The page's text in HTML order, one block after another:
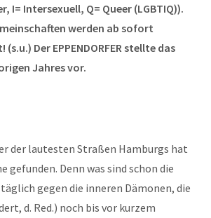
I= Intersexuell, Q= Queer (LGBTIQ)).
werden ab sofort
Der EPPENDORFER stellte das
Jahres vor.
der lautesten Straßen Hamburgs hat
gefunden. Denn was sind schon die
gegen die inneren Dämonen, die
d. Red.) noch bis vor kurzem